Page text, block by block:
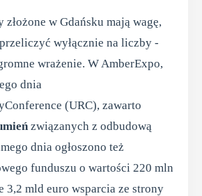
złożone w Gdańsku mają wagę,
wyłącznie na liczby -
wrażenie. W AmberExpo,
dnia
(URC), zawarto
związanych z odbudową
dnia ogłoszono też
funduszu o wartości 220 mln
3,2 mld euro wsparcia ze strony